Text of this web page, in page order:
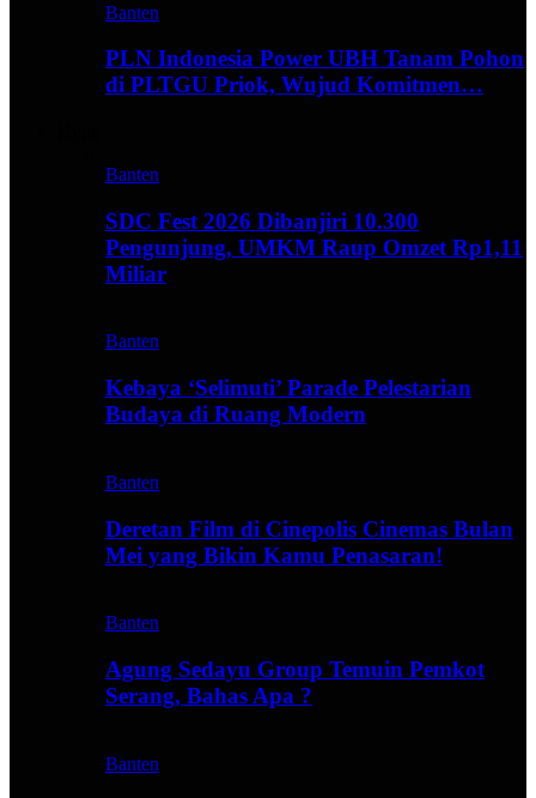
Banten
PLN Indonesia Power UBH Tanam Pohon
di PLTGU Priok, Wujud Komitmen…
Banten
SDC Fest 2026 Dibanjiri 10.300
Pengunjung, UMKM Raup Omzet Rp1,11
Miliar
Banten
Kebaya ‘Selimuti’ Parade Pelestarian
Budaya di Ruang Modern
Banten
Deretan Film di Cinepolis Cinemas Bulan
Mei yang Bikin Kamu Penasaran!
Banten
Agung Sedayu Group Temuin Pemkot
Serang, Bahas Apa ?
Banten